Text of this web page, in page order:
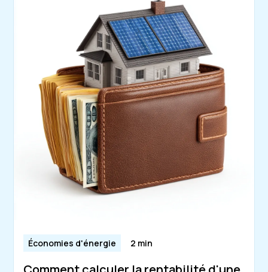
Économies d'énergie 2 min